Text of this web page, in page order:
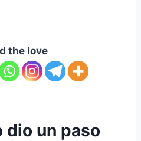
the love
dio un paso